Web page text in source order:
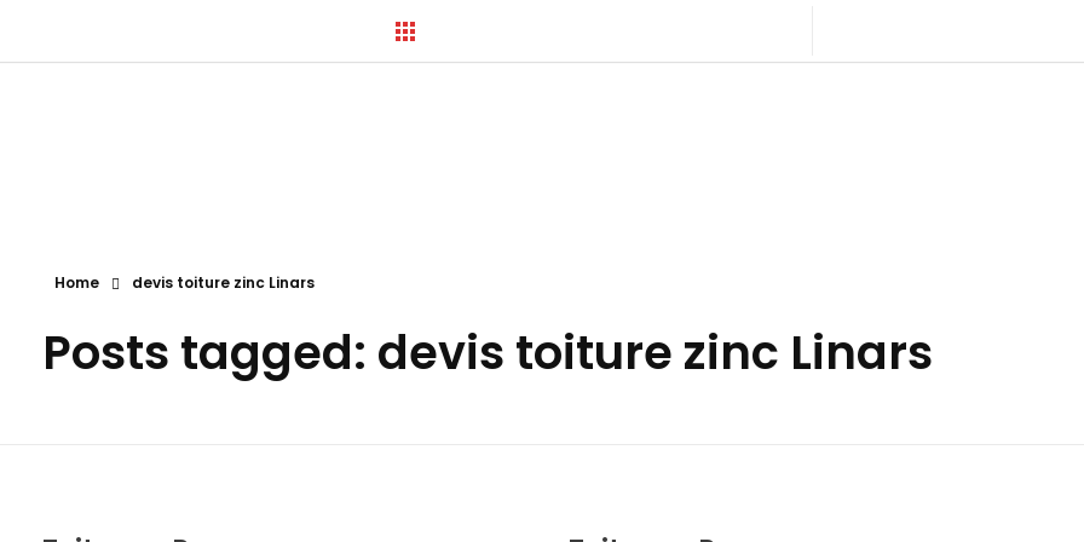
Home devis toiture zinc Linars
Posts tagged: devis toiture zinc Linars